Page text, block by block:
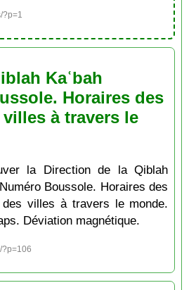
?p=1
Kaʿbah
Horaires des
à travers le
la Direction de la Qiblah
Boussole. Horaires des
villes à travers le monde.
Déviation magnétique.
?p=106